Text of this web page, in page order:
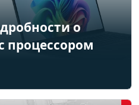
о
процессором